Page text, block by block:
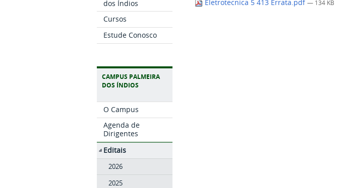
dos Índios
Cursos
Estude Conosco
CAMPUS PALMEIRA
DOS ÍNDIOS
O Campus
Agenda de
Dirigentes
Editais
2026
2025
Eletrotecnica 5 413 Errata.pdf— 134 KB